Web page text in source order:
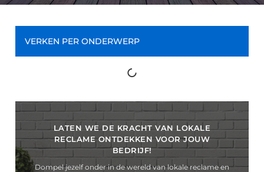
VERKEN PER ONDERWERP
LATEN WE DE KRACHT VAN LOKALE
RECLAME ONTDEKKEN VOOR JOUW
BEDRIJF!
Dompel jezelf onder in de wereld van lokale reclame en